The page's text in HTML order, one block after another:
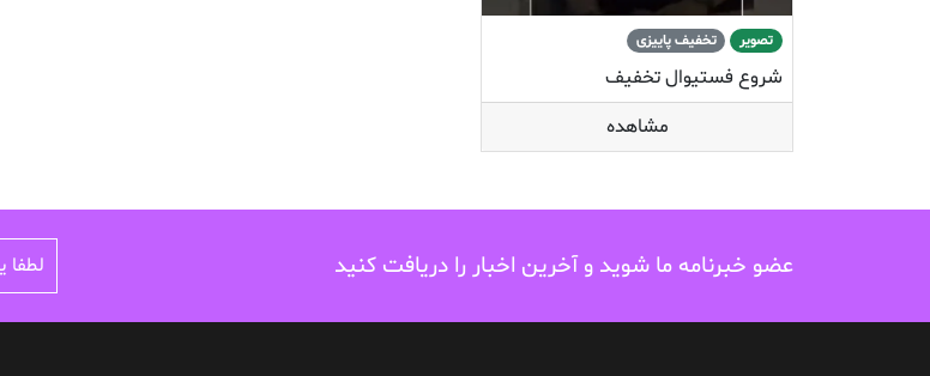
تصویر تخفیف پاییزی
شروع فستیوال تخفیف
مشاهده
عضو خبرنامه ما شوید و آخرین اخبار را دریافت کنید